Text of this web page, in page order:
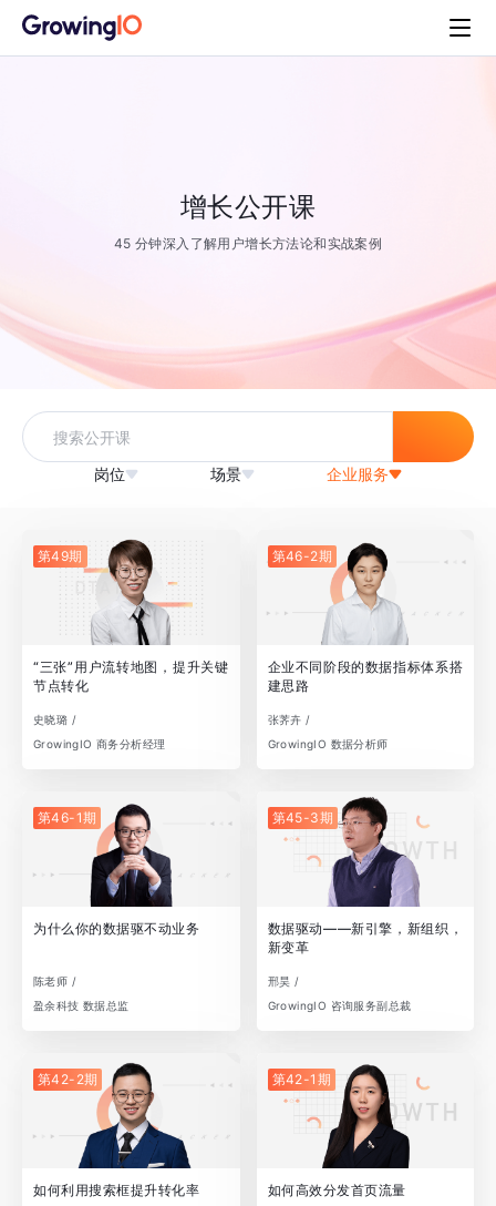
增长公开课
45 分钟深入了解用户增长方法论和实战案例
岗位 场景 企业服务
第49期
“三张”用户流转地图，提升关键
节点转化
史晓璐 /
GrowingIO 商务分析经理
第46-2期
企业不同阶段的数据指标体系搭
建思路
张荠卉 /
GrowingIO 数据分析师
第46-1期
为什么你的数据驱不动业务
陈老师 /
盈余科技 数据总监
第45-3期
数据驱动——新引擎，新组织，
新变革
邢昊 /
GrowingIO 咨询服务副总裁
第42-2期
如何利用搜索框提升转化率
第42-1期
如何高效分发首页流量